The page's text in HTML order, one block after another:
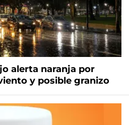
alerta naranja por
y posible granizo